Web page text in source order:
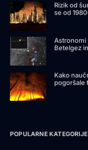
Rizik od
se od
Astronomi
Betelgez
Kako
pogoršale
POPULARNE KATEGORIJE